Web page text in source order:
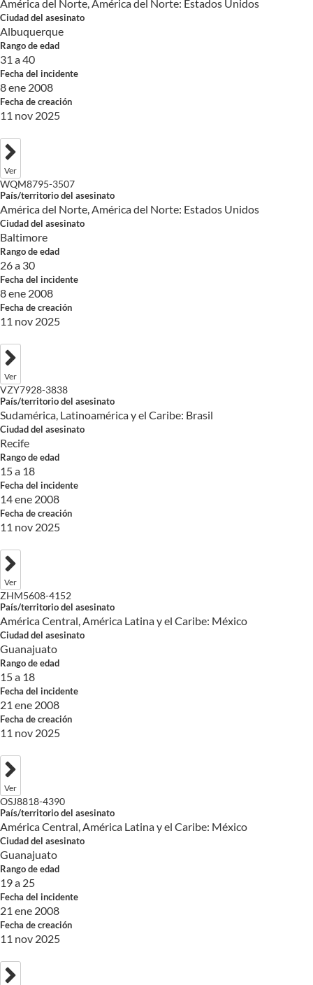
América del Norte, América del Norte: Estados Unidos
Ciudad del asesinato
Albuquerque
Rango de edad
31 a 40
Fecha del incidente
8 ene 2008
Fecha de creación
11 nov 2025
Ver
WQM8795-3507
País/territorio del asesinato
América del Norte, América del Norte: Estados Unidos
Ciudad del asesinato
Baltimore
Rango de edad
26 a 30
Fecha del incidente
8 ene 2008
Fecha de creación
11 nov 2025
Ver
VZY7928-3838
País/territorio del asesinato
Sudamérica, Latinoamérica y el Caribe: Brasil
Ciudad del asesinato
Recife
Rango de edad
15 a 18
Fecha del incidente
14 ene 2008
Fecha de creación
11 nov 2025
Ver
ZHM5608-4152
País/territorio del asesinato
América Central, América Latina y el Caribe: México
Ciudad del asesinato
Guanajuato
Rango de edad
15 a 18
Fecha del incidente
21 ene 2008
Fecha de creación
11 nov 2025
Ver
OSJ8818-4390
País/territorio del asesinato
América Central, América Latina y el Caribe: México
Ciudad del asesinato
Guanajuato
Rango de edad
19 a 25
Fecha del incidente
21 ene 2008
Fecha de creación
11 nov 2025